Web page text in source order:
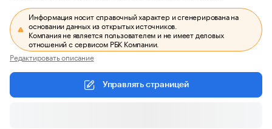
Информация носит справочный характер и сгенерирована на
основании данных из открытых источников.
Компания не является пользователем и не имеет деловых
отношений с сервисом РБК Компании.
Редактировать описание
Управлять страницей